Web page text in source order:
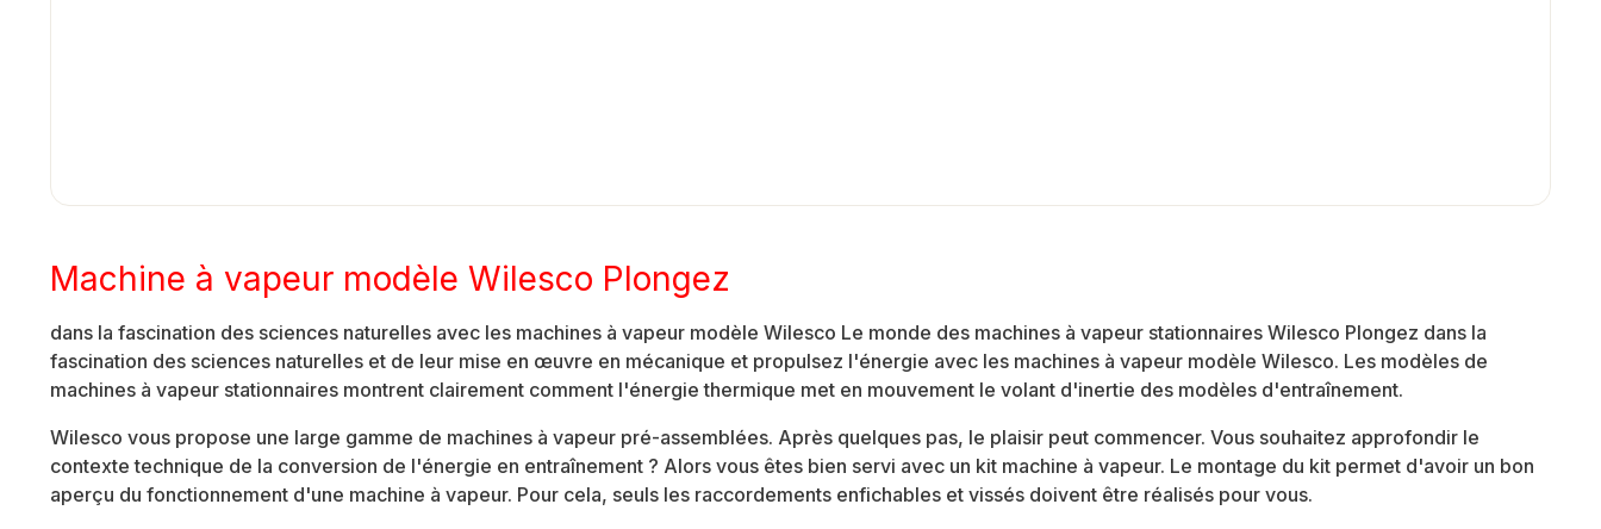
Machine à vapeur modèle Wilesco Plongez
dans la fascination des sciences naturelles avec les machines à vapeur modèle Wilesco Le monde des machines à vapeur stationnaires Wilesco Plongez dans la
fascination des sciences naturelles et de leur mise en œuvre en mécanique et propulsez l'énergie avec les machines à vapeur modèle Wilesco. Les modèles de
machines à vapeur stationnaires montrent clairement comment l'énergie thermique met en mouvement le volant d'inertie des modèles d'entraînement.
Wilesco vous propose une large gamme de machines à vapeur pré-assemblées. Après quelques pas, le plaisir peut commencer. Vous souhaitez approfondir le
contexte technique de la conversion de l'énergie en entraînement ? Alors vous êtes bien servi avec un kit machine à vapeur. Le montage du kit permet d'avoir un bon
aperçu du fonctionnement d'une machine à vapeur. Pour cela, seuls les raccordements enfichables et vissés doivent être réalisés pour vous.